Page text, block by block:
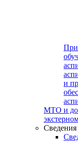
и
МТО и
Сведения